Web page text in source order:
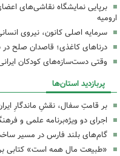
برپایی نمایشگاه نقاشی‌های
ارومیه
سرمایه اصلی کانون، نیروی
درناهای کاغذی؛ قاصدان صلح در
وقتی دست‌سازه‌های کودکان
پربازدید استان‌ها
بر قامتِ سفال، نقشِ ماندگارِ
اجرای دو ویژه‌برنامه علمی و
گام‌های بلند فارس در مسیر
«طبیعت مال همه است» کتابی